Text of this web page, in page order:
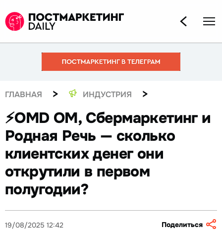
ГЛАВНАЯ > ИНДУСТРИЯ >
⚡️OMD OM, Сбермаркетинг и
Родная Речь — сколько
клиентских денег они
открутили в первом
полугодии?
19/08/2025 12:42 Поделиться